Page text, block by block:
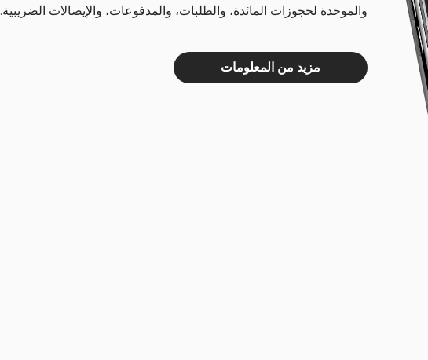
والموحدة لحجوزات المائدة، والطلبات، والمدفوعات، والإيصالات الضريبية.
مزيد من المعلومات